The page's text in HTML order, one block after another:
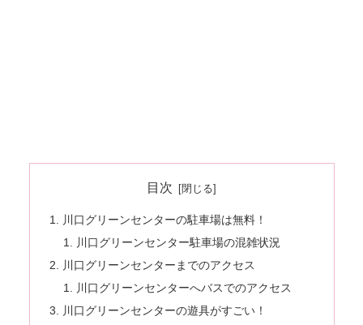
目次
川口グリーンセンターの駐車場は無料！
川口グリーンセンター駐車場の混雑状況
川口グリーンセンターまでのアクセス
川口グリーンセンターへバスでのアクセス
川口グリーンセンターの遊具がすごい！